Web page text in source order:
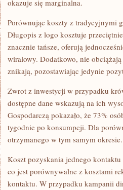
okazuje się marginalna.
Porównując koszty z tradycyjnymi
Długopis z logo kosztuje
znacznie tańsze, oferują
wiralowy. Dodatkowo, nie
znikają, pozostawiając jedynie
Zwrot z inwestycji w przypadku
dostępne dane wskazują na ich
Gospodarczą pokazało, że 73%
tygodnie po konsumpcji. Dla
otrzymanego w tym samym okresie.
Koszt pozyskania jednego
co jest porównywalne z kosztami
kontaktu. W przypadku kampanii